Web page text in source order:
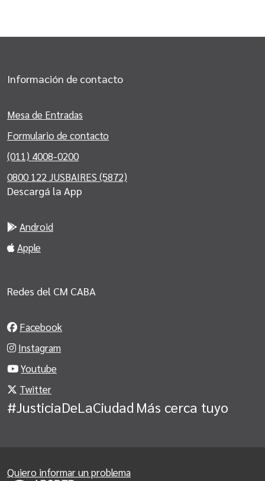
Información de contacto
Mesa de Entradas
Formulario de contacto
(011) 4008-0200
0800 122 JUSBAIRES (5872)
Descargá la App
Android
Apple
Redes del CM CABA
Facebook
Instagram
Youtube
Twitter
#JusticiaDeLaCiudad Más cerca tuyo
Quiero informar un problema